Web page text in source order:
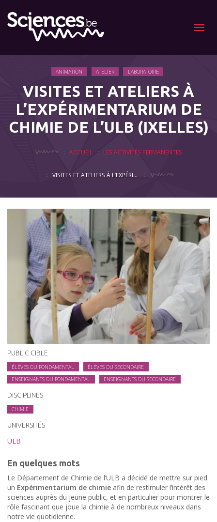
Menu
ANIMATION ATELIER LABORATOIRE
VISITES ET ATELIERS À
L’EXPÉRIMENTARIUM DE
CHIMIE DE L’ULB (IXELLES)
ACCUEIL LES ACTIVITÉS PERMANENTES
VISITES ET ATELIERS À L’EXPÉRIMENTARIUM DE CHIMIE DE L’ULB (IXELLES)
PUBLIC CIBLE
ÉLÈVES DU FONDAMENTAL
ÉLÈVES DU SECONDAIRE
ENSEIGNANTS DU FONDAMENTAL
ENSEIGNANTS DU SECONDAIRE
DISCIPLINES
CHIMIE
UNIVERSITÉS
ULB
En quelques mots
Le Département de Chimie de l’ULB a décidé de mettre sur pied
un Expérimentarium de chimie afin de restimuler l’intérêt des
sciences auprès du jeune public, et en particulier pour montrer le
rôle fascinant que joue la chimie à de nombreux niveaux dans
notre vie quotidienne.